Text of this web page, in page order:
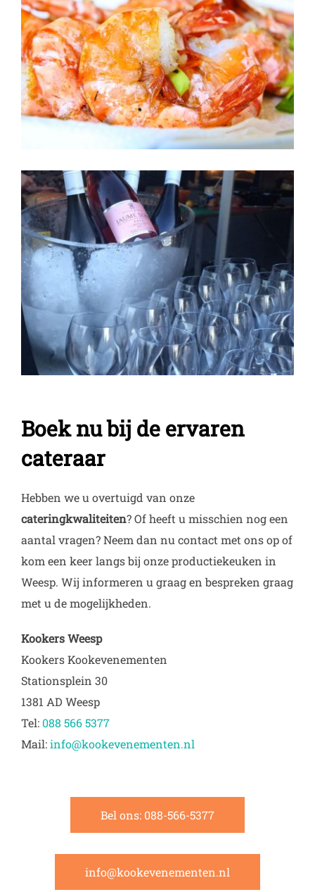
Boek nu bij de ervaren
cateraar
Hebben we u overtuigd van onze
cateringkwaliteiten? Of heeft u misschien nog een
aantal vragen? Neem dan nu contact met ons op of
kom een keer langs bij onze productiekeuken in
Weesp. Wij informeren u graag en bespreken graag
met u de mogelijkheden.
Kookers Weesp
Kookers Kookevenementen
Stationsplein 30
1381 AD Weesp
Tel: 088 566 5377
Mail:info@kookevenementen.nl
Bel ons: 088-566-5377
info@kookevenementen.nl